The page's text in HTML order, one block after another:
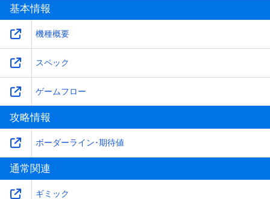
基本情報
機種概要
スペック
ゲームフロー
攻略情報
ボーダーライン･期待値
通常関連
ギミック